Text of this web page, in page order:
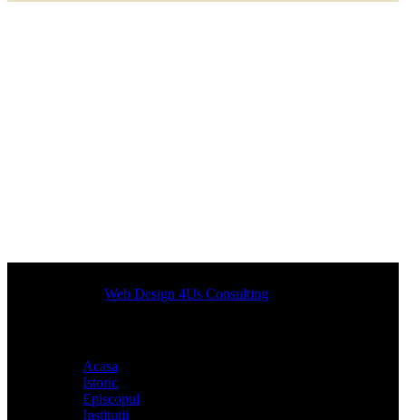
Designed byWeb Design 4Us Consulting
Acasa
Istoric
Episcopul
Institutii